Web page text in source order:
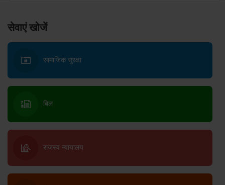
सेवाएं खोजें
सामाजिक सुरक्षा
बिल
राजस्व न्यायालय